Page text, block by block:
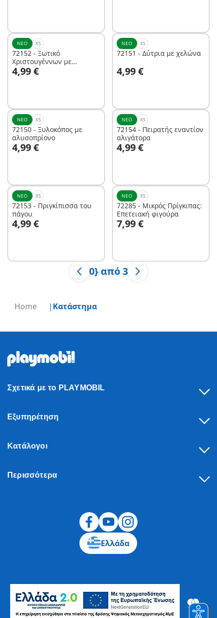
Home Κατάστημα
ΝΈΟ XS
72152 - Ξωτικό
Χριστουγέννων με
μπισκότα
4,99 €
Στο καλάθι
ΝΈΟ XS
72151 - Δύτρια με χελώνα
4,99 €
ΝΈΟ XS
72150 - Ξυλοκόπος με
αλυσοπρίονο
4,99 €
Στο καλάθι
ΝΈΟ XS
72154 - Πειρατής εναντίον
αλιγάτορα
4,99 €
Στο καλάθι
ΝΈΟ XS
72153 - Πριγκίπισσα του
πάγου
4,99 €
Στο καλάθι
ΝΈΟ XS
72285 - Μικρός Πρίγκιπας:
Επετειακή φιγούρα
7,99 €
Στο καλάθι
0} από 3
Σχετικά με το PLAYMOBIL
Εξυπηρέτηση
Κατάλογοι
Περισσότερα
Ελλάδα